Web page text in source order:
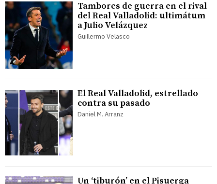
Tambores de guerra en el rival
del Real Valladolid: ultimátum
a Julio Velázquez
Guillermo Velasco
El Real Valladolid, estrellado
contra su pasado
Daniel M. Arranz
Un ‘tiburón’ en el Pisuerga